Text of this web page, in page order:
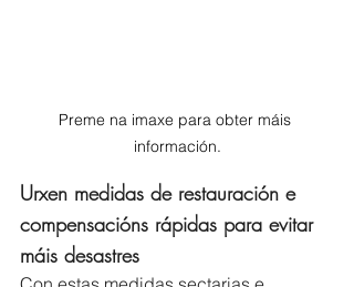
Preme na imaxe para obter máis
información.
Urxen medidas de restauración e
compensacións rápidas para evitar
máis desastres